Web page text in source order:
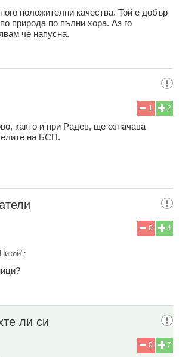
положителни качества. Той е добър
природа по пълни хора. Аз го
че напусна.
2
1
както и при Радев, ще означава
на БСП.
4
0
ли си
7
0